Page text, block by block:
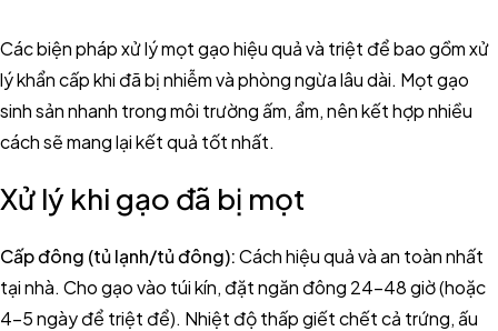
Các biện pháp xử lý mọt gạo hiệu quả và triệt để bao gồm xử
lý khẩn cấp khi đã bị nhiễm và phòng ngừa lâu dài. Mọt gạo
sinh sản nhanh trong môi trường ấm, ẩm, nên kết hợp nhiều
cách sẽ mang lại kết quả tốt nhất.
Xử lý khi gạo đã bị mọt
Cấp đông (tủ lạnh/tủ đông):Cách hiệu quả và an toàn nhất
tại nhà. Cho gạo vào túi kín, đặt ngăn đông 24-48 giờ (hoặc
4-5 ngày để triệt để). Nhiệt độ thấp giết chết cả trứng, ấu